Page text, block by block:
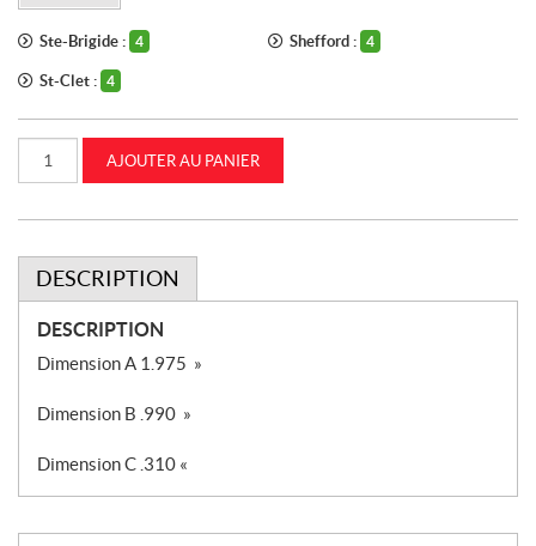
Ste-Brigide : 4 Shefford : 4
St-Clet : 4
Capuchon
protection
(663908R1)
AJOUTER AU PANIER
DESCRIPTION
DESCRIPTION
Dimension A 1.975 »
Dimension B .990 »
Dimension C .310 «